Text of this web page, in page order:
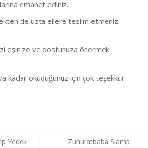
emanet ediniz.
de usta ellere teslim etmeniz
eşinize ve dostunuza önermek
kadar okuduğunuz için çok teşekkür
Yedek
Zuhuratbaba Siamp